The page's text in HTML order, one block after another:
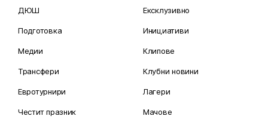
ДЮШ
Подготовка
Медии
Трансфери
Евротурнири
Честит празник
Ексклузивно
Инициативи
Клипове
Клубни новини
Лагери
Мачове